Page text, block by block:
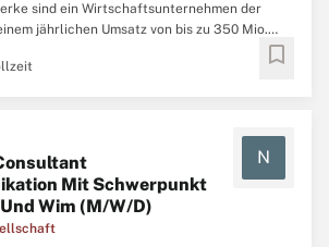
sind ein Wirtschaftsunternehmen der
jährlichen Umsatz von bis zu 350 Mio.
ist die Versorgung unserer Kunden mit
und Wasser. Wir sind verantwortlich für die
bookmark
Mit Schwerpunkt
Wim (M/W/D)
N